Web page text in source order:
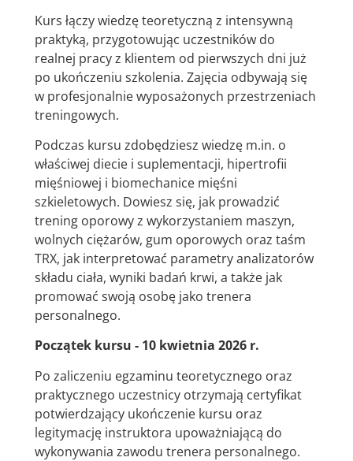
Kurs łączy wiedzę teoretyczną z intensywną
praktyką, przygotowując uczestników do
realnej pracy z klientem od pierwszych dni już
po ukończeniu szkolenia. Zajęcia odbywają się
w profesjonalnie wyposażonych przestrzeniach
treningowych.
Podczas kursu zdobędziesz wiedzę m.in. o
właściwej diecie i suplementacji, hipertrofii
mięśniowej i biomechanice mięśni
szkieletowych. Dowiesz się, jak prowadzić
trening oporowy z wykorzystaniem maszyn,
wolnych ciężarów, gum oporowych oraz taśm
TRX, jak interpretować parametry analizatorów
składu ciała, wyniki badań krwi, a także jak
promować swoją osobę jako trenera
personalnego.
Początek kursu - 10 kwietnia 2026 r.
Po zaliczeniu egzaminu teoretycznego oraz
praktycznego uczestnicy otrzymają certyfikat
potwierdzający ukończenie kursu oraz
legitymację instruktora upoważniającą do
wykonywania zawodu trenera personalnego.